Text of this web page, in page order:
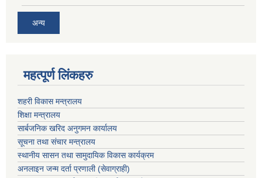
अन्य
महत्पूर्ण लिंकहरु
शहरी विकास मन्त्रालय
शिक्षा मन्त्रालय
सार्बजनिक खरिद अनुगमन कार्यालय
सूचना तथा संचार मन्त्रालय
स्थानीय सासन तथा सामुदायिक विकास कार्यक्रम
अनलाइन जन्म दर्ता प्रणाली (सेवाग्राही)